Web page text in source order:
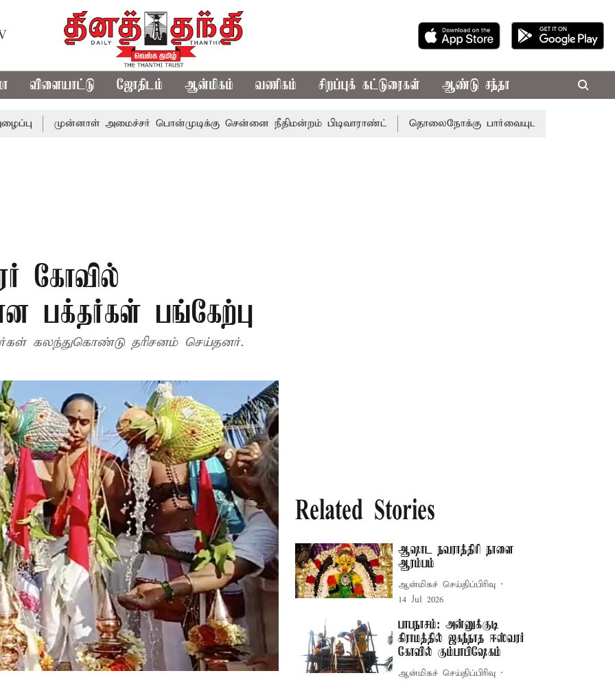
விளையாட்டு ஜோதிடம் ஆன்மிகம் வணிகம் சிறப்புக் கட்டுரைகள் ஆண்டு சந்தா
முன்னாள் அமைச்சர் பொன்முடிக்கு சென்னை நீதிமன்றம் பிடிவாராண்ட் தொலைநோக்கு பார்வையுடன் கூடிய வேளாண்
கோவில்
பக்தர்கள் பங்கேற்பு
கலந்துகொண்டு தரிசனம் செய்தனர்.
Related Stories
ஆஷாட நவராத்திரி நாளை
ஆரம்பம்
ஆன்மிகச் செய்திப்பிரிவு
14 Jul 2026
பாபநாசம்: அன்னுக்குடி
கிராமத்தில் ஜகந்நாத ஈஸ்வரர்
கோவில் கும்பாபிஷேகம்
ஆன்மிகச் செய்திப்பிரிவு